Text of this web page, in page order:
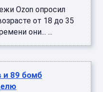
Ozon опросил
от 18 до 35
они... ...
и 89 бомб